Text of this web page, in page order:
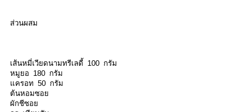
ส่วนผสม
เส้นหมี่เวียดนามทรีเลดี้ 100 กรัม
หมูยอ 180 กรัม
ครอท 50 กรัม
ต้นหอมซอ
ผักชีซอ